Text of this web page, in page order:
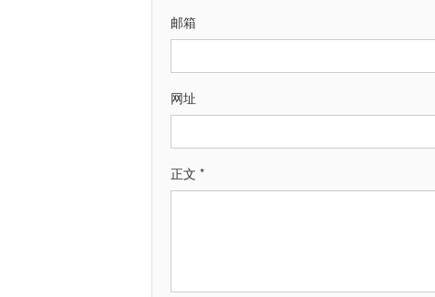
邮箱
网址
正文 *